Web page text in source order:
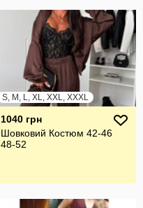
S, M, L, XL, XXL, XXXL
1040 грн
Шовковий Костюм 42-46
48-52